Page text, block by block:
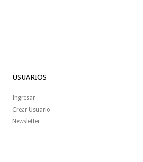
USUARIOS
Ingresar
Crear Usuario
Newsletter